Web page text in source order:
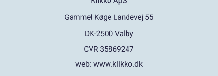
web: www.klikko.dk